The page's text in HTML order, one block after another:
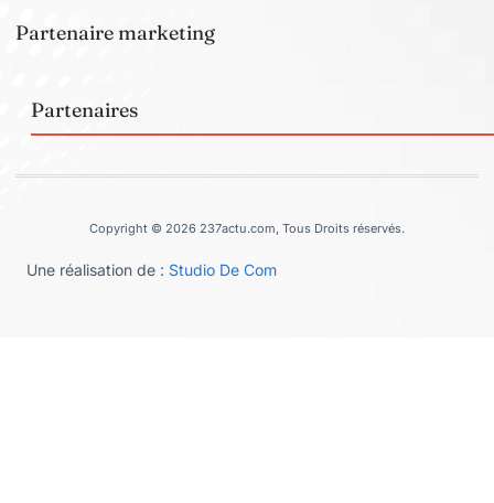
Partenaire marketing
Partenaires
Copyright © 2026 237actu.com, Tous Droits réservés.
Une réalisation de : Studio De Com